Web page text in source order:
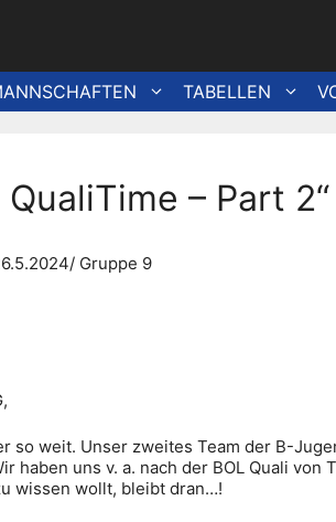
TABELLEN
– Part 2“
Gruppe 9
so weit. Unser zweites Team der B-
haben uns v. a. nach der BOL Quali
wissen wollt, bleibt dran…!